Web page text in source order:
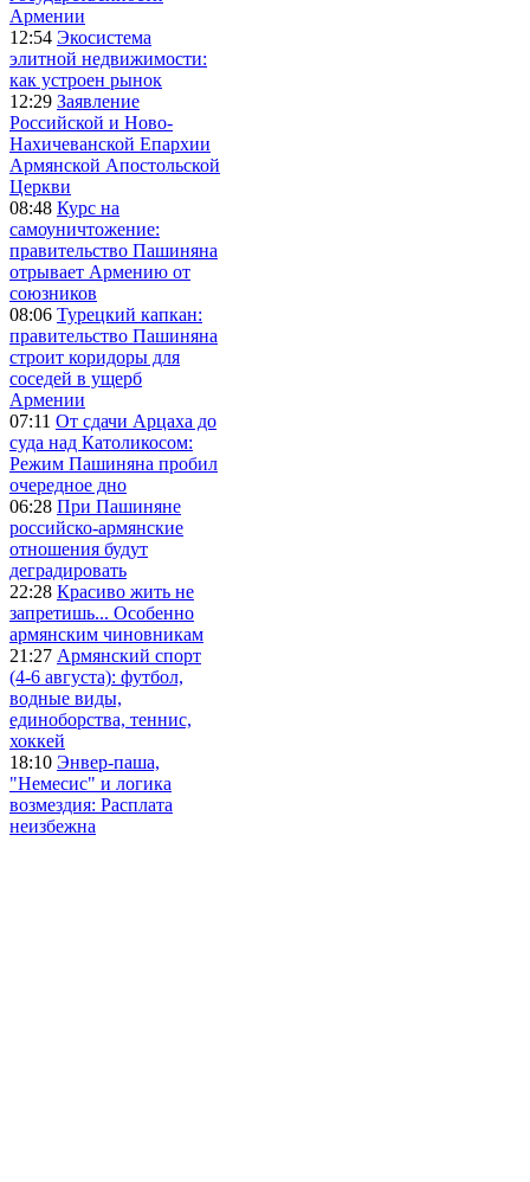
Армении
12:54 Экосистема
элитной недвижимости:
как устроен рынок
12:29 Заявление
Российской и Ново-
Нахичеванской Епархии
Армянской Апостольской
Церкви
08:48 Курс на
самоуничтожение:
правительство Пашиняна
отрывает Армению от
союзников
08:06 Турецкий капкан:
правительство Пашиняна
строит коридоры для
соседей в ущерб
Армении
07:11 От сдачи Арцаха до
суда над Католикосом:
Режим Пашиняна пробил
очередное дно
06:28 При Пашиняне
российско-армянские
отношения будут
деградировать
22:28 Красиво жить не
запретишь... Особенно
армянским чиновникам
21:27 Армянский спорт
(4-6 августа): футбол,
водные виды,
единоборства, теннис,
хоккей
18:10 Энвер-паша,
"Немесис" и логика
возмездия: Расплата
неизбежна